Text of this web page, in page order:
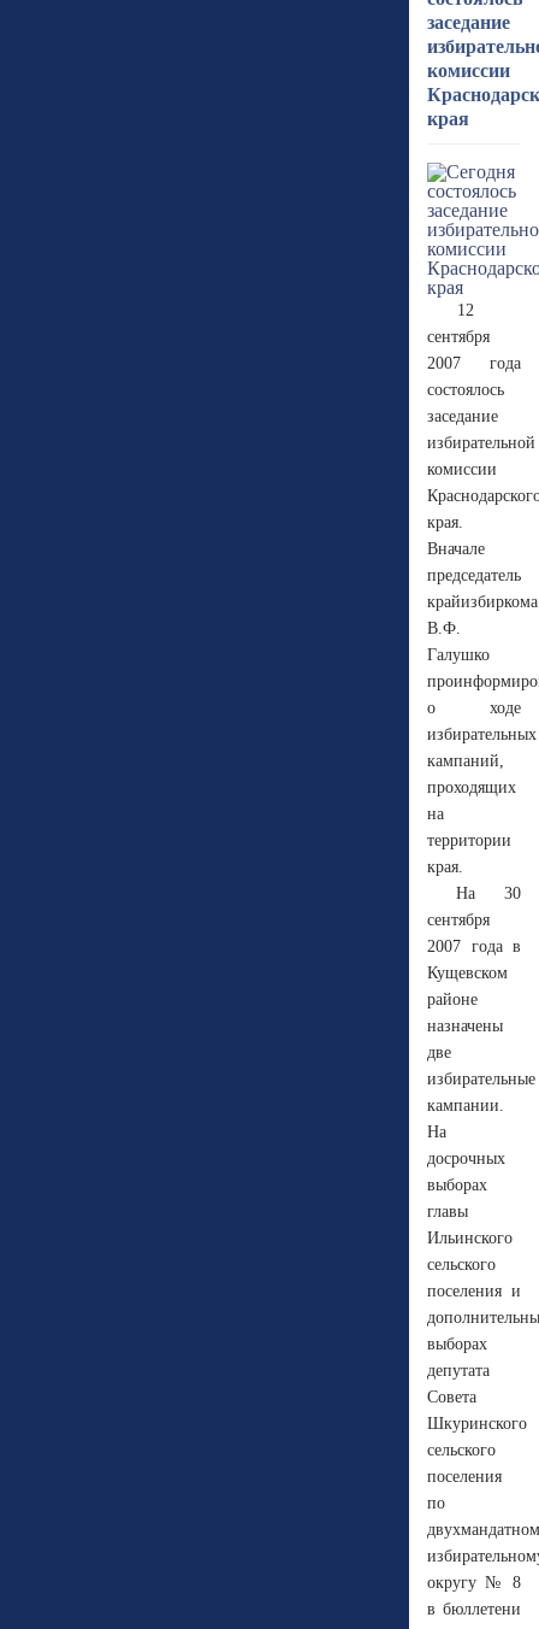
заседание
комиссии
края
12
сентября
2007 года
состоялось
заседание
избирательной
комиссии
края.
Вначале
председатель
крайизбиркома
В.Ф.
Галушко
о ходе
избирательных
кампаний,
проходящих
на
территории
края.
На 30
сентября
2007 года в
Кущевском
районе
назначены
две
избирательные
кампании.
На
досрочных
выборах
главы
Ильинского
сельского
поселения и
выборах
депутата
Совета
Шкуринского
сельского
поселения
по
округу № 8
в бюллетени